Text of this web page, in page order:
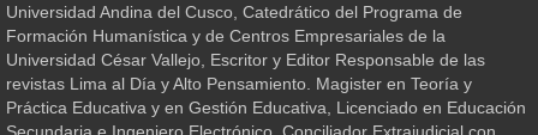
Universidad Andina del Cusco, Catedrático del Programa de
Formación Humanística y de Centros Empresariales de la
Universidad César Vallejo, Escritor y Editor Responsable de las
revistas Lima al Día y Alto Pensamiento. Magister en Teoría y
Práctica Educativa y en Gestión Educativa, Licenciado en Educación